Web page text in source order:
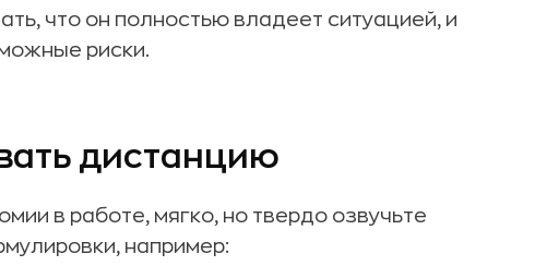
что он полностью владеет ситуацией, и
риски.
дистанцию
в работе, мягко, но твердо озвучьте
например: